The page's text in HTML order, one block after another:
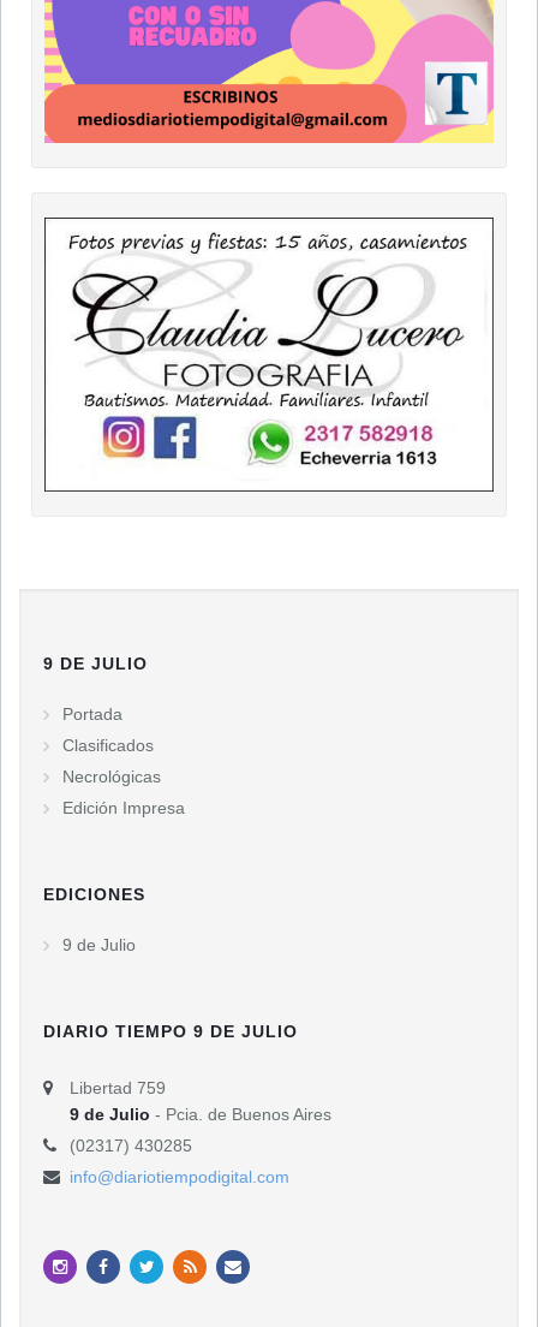
9 DE JULIO
Portada
Clasificados
Necrológicas
Edición Impresa
EDICIONES
9 de Julio
DIARIO TIEMPO 9 DE JULIO
Libertad 759
9 de Julio - Pcia. de Buenos Aires
(02317) 430285
info@diariotiempodigital.com